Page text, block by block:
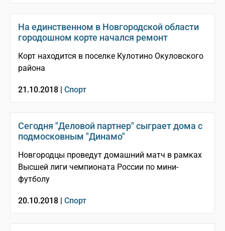
На единственном в Новгородской области
городошном корте начался ремонт
Корт находится в поселке Кулотино Окуловского
района
21.10.2018 | Спорт
Сегодня "Деловой партнер" сыграет дома с
подмосковным "Динамо"
Новгородцы проведут домашний матч в рамках
Высшей лиги чемпионата России по мини-
футболу
20.10.2018 | Спорт